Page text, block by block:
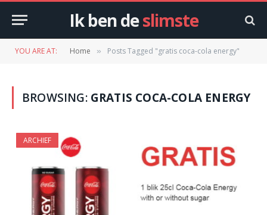
Ik ben deslimste
YOU ARE AT: Home » Posts Tagged "gratis coca-cola energy"
BROWSING: GRATIS COCA-COLA ENERGY
ARCHIEF